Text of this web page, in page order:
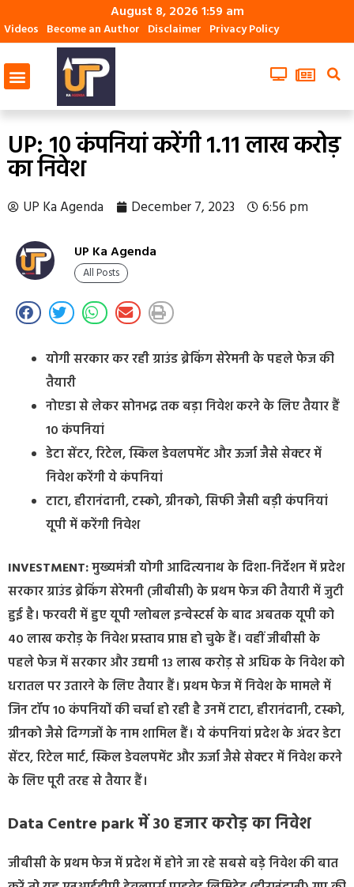
August 8, 2026 1:59 am
Videos Become an Author Disclaimer Privacy Policy
UP: 10 कंपनियां करेंगी ₹1.11 लाख करोड़
का निवेश
UP Ka Agenda December 7, 2023 6:56 pm
UP Ka Agenda
All Posts
योगी सरकार कर रही ग्राउंड ब्रेकिंग सेरेमनी के पहले फेज की
तैयारी
नोएडा से लेकर सोनभद्र तक बड़ा निवेश करने के लिए तैयार हैं
10 कंपनियां
डेटा सेंटर, रिटेल, स्किल डेवलपमेंट और ऊर्जा जैसे सेक्टर में
निवेश करेंगी ये कंपनियां
टाटा, हीरानंदानी, टस्को, ग्रीनको, सिफी जैसी बड़ी कंपनियां
यूपी में करेंगी निवेश
INVESTMENT:मुख्यमंत्री योगी आदित्यनाथ के दिशा-निर्देशन में प्रदेश
सरकार ग्राउंड ब्रेकिंग सेरेमनी (जीबीसी) के प्रथम फेज की तैयारी में जुटी
हुई है। फरवरी में हुए यूपी ग्लोबल इन्वेस्टर्स के बाद अबतक यूपी को
40 लाख करोड़ के निवेश प्रस्ताव प्राप्त हो चुके हैं। वहीं जीबीसी के
पहले फेज में सरकार और उद्यमी 13 लाख करोड़ से अधिक के निवेश को
धरातल पर उतारने के लिए तैयार हैं। प्रथम फेज में निवेश के मामले में
जिन टॉप 10 कंपनियों की चर्चा हो रही है उनमें टाटा, हीरानंदानी, टस्को,
ग्रीनको जैसे दिग्गजों के नाम शामिल हैं। ये कंपनियां प्रदेश के अंदर डेटा
सेंटर, रिटेल मार्ट, स्किल डेवलपमेंट और ऊर्जा जैसे सेक्टर में निवेश करने
के लिए पूरी तरह से तैयार हैं।
Data Centre park में 30 हजार करोड़ का निवेश
जीबीसी के प्रथम फेज में प्रदेश में होने जा रहे सबसे बड़े निवेश की बात